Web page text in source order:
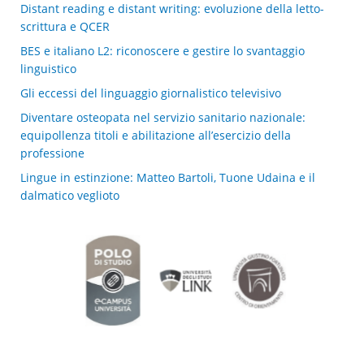
Distant reading e distant writing: evoluzione della letto-
scrittura e QCER
BES e italiano L2: riconoscere e gestire lo svantaggio
linguistico
Gli eccessi del linguaggio giornalistico televisivo
Diventare osteopata nel servizio sanitario nazionale:
equipollenza titoli e abilitazione all’esercizio della
professione
Lingue in estinzione: Matteo Bartoli, Tuone Udaina e il
dalmatico veglioto